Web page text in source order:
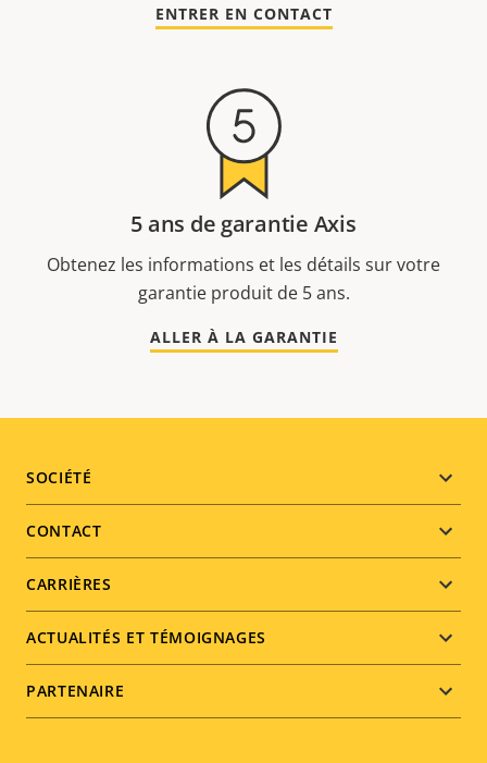
ENTRER EN CONTACT
5 ans de garantie Axis
Obtenez les informations et les détails sur votre
garantie produit de 5 ans.
ALLER À LA GARANTIE
Footer
menu
SOCIÉTÉ
CONTACT
CARRIÈRES
ACTUALITÉS ET TÉMOIGNAGES
PARTENAIRE